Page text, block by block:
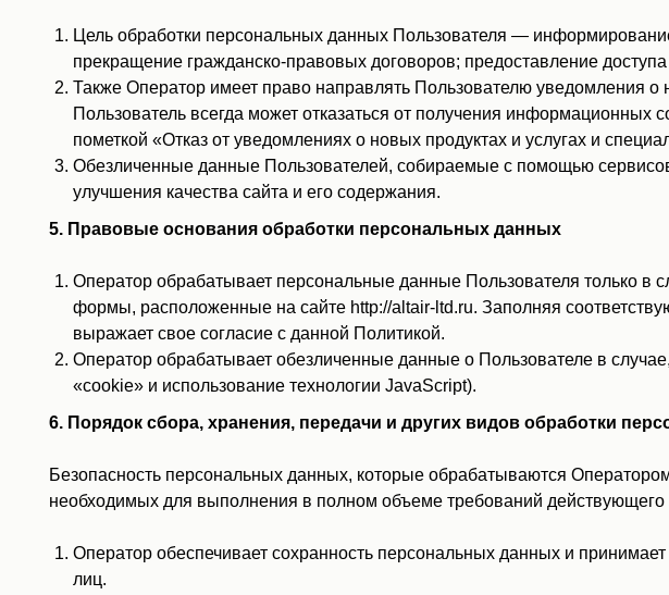
Цель обработки персональных данных Пользователя —
прекращение гражданско-правовых договоров; предоставление
Также Оператор имеет право направлять Пользователю уведомления
Пользователь всегда может отказаться от получения
пометкой «Отказ от уведомлениях о новых продуктах и услугах и
Обезличенные данные Пользователей, собираемые с помощью
улучшения качества сайта и его содержания.
5. Правовые основания обработки персональных данных
Оператор обрабатывает персональные данные Пользователя только в
формы, расположенные на сайте http://altair-ltd.ru. Заполняя
выражает свое согласие с данной Политикой.
Оператор обрабатывает обезличенные данные о Пользователе в
«cookie» и использование технологии JavaScript).
6. Порядок сбора, хранения, передачи и других видов обработки
Безопасность персональных данных, которые обрабатываются
необходимых для выполнения в полном объеме требований
Оператор обеспечивает сохранность персональных данных и
лиц.